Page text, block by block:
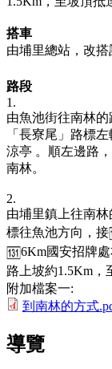
搭車
由埔里總站，改搭
路段
1.
由魚池街往南林
「長寮尾」路標
涼亭 。順左邊路
南林。
2.
由埔里鎮上往南
標往魚池方向，接
6Km國安招牌
路上坡約1.5Km，
附加檔案一:
到南林的方式
導覽